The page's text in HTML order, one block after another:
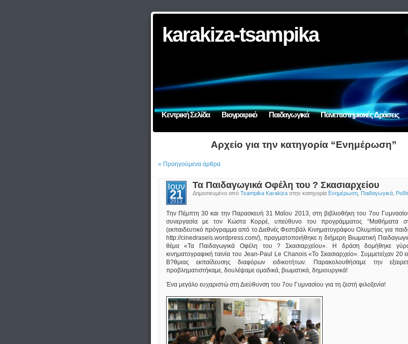
karakiza-tsampika
Κεντρική Σελίδα Βιογραφικό Παιδαγωγικά Πανεπιστημιακές Δράσεις
Αρχείο για την κατηγορία “Ενημέρωση”
« Προηγούμενα άρθρα
Ιουν
21
2013
Τα Παιδαγωγικά Οφέλη του ? Σκασιαρχείου
Δημοσιευμένο απόTsampika Karakiza στην κατηγορία Ενημέρωση Παιδαγωγικά
Tην Πέμπτη 30 και την Παρασκευή 31 Μαΐου 2013, στη βιβλιοθήκη του 7ου
συνεργασία με τον Κώστα Κορρέ, υπεύθυνο του προγράμματος “Μαθήματα
(εκπαιδευτικό πρόγραμμα από το Διεθνές Φεστιβάλ Κινηματογράφου Ολυμπίας για
http://cinedraseis.wordpress.com/), πραγματοποιήθηκε η διήμερη Βιωματική
θέμα «Τα Παιδαγωγικά Οφέλη του ? Σκασιαρχείου». Η δράση δομήθηκε
κινηματογραφική ταινία του Jean-Paul Le Chanois «Το Σκασιαρχείο». Συμμετείχαν 20
Β?θμιας εκπαίδευσης διαφόρων ειδικοτήτων. Παρακολουθήσαμε την
προβληματιστήκαμε, δουλέψαμε ομαδικά, βιωματικά, δημιουργικά!
Ένα μεγάλο ευχαριστώ στη Διεύθυνση του 7ου Γυμνασίου για τη ζεστή φιλοξενία!